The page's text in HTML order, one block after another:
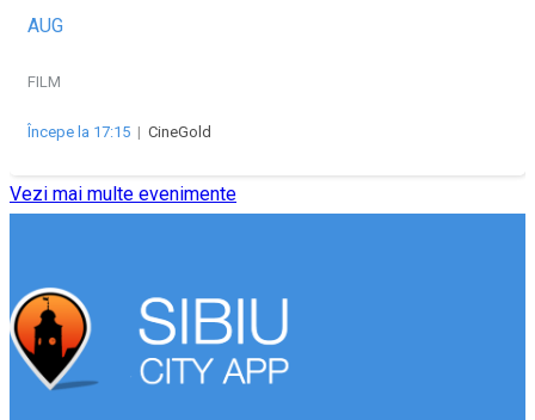
AUG
FILM
Începe la 17:15 | CineGold
Vezi mai multe evenimente